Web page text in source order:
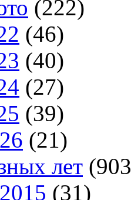
(222)
(46)
(40)
(27)
(39)
(21)
лет
(31)